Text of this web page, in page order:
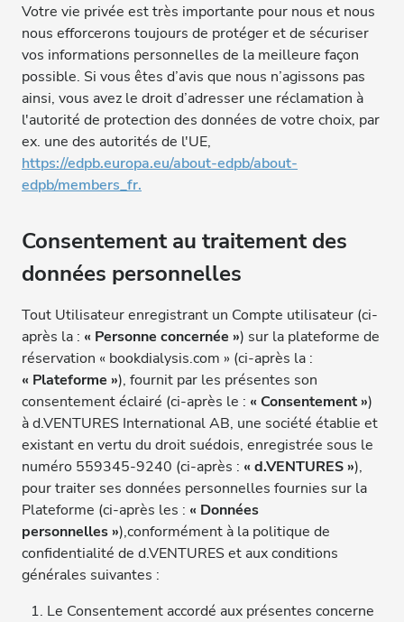
Votre vie privée est très importante pour nous et nous
nous efforcerons toujours de protéger et de sécuriser
vos informations personnelles de la meilleure façon
possible. Si vous êtes d’avis que nous n’agissons pas
ainsi, vous avez le droit d’adresser une réclamation à
l'autorité de protection des données de votre choix, par
ex. une des autorités de l'UE,
https://edpb.europa.eu/about-edpb/about-
edpb/members_fr.
Consentement au traitement des
données personnelles
Tout Utilisateur enregistrant un Compte utilisateur (ci-
après la : « Personne concernée ») sur la plateforme de
réservation « bookdialysis.com » (ci-après la :
« Plateforme »), fournit par les présentes son
consentement éclairé (ci-après le : « Consentement »)
à d.VENTURES International AB, une société établie et
existant en vertu du droit suédois, enregistrée sous le
numéro 559345-9240 (ci-après : « d.VENTURES »),
pour traiter ses données personnelles fournies sur la
Plateforme (ci-après les : « Données
personnelles »),conformément à la politique de
confidentialité de d.VENTURES et aux conditions
générales suivantes :
Le Consentement accordé aux présentes concerne